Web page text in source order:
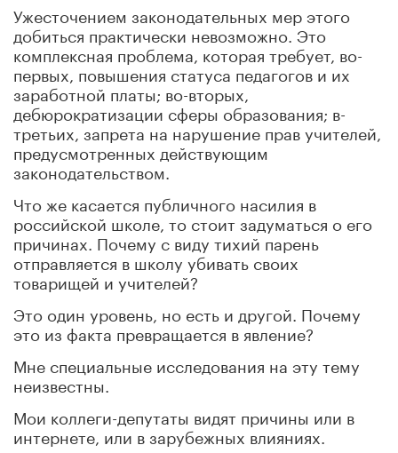
Ужесточением законодательных мер этого
добиться практически невозможно. Это
комплексная проблема, которая требует, во-
первых, повышения статуса педагогов и их
заработной платы; во-вторых,
дебюрократизации сферы образования; в-
третьих, запрета на нарушение прав учителей,
предусмотренных действующим
законодательством.
Что же касается публичного насилия в
российской школе, то стоит задуматься о его
причинах. Почему с виду тихий парень
отправляется в школу убивать своих
товарищей и учителей?
Это один уровень, но есть и другой. Почему
это из факта превращается в явление?
Мне специальные исследования на эту тему
неизвестны.
Мои коллеги-депутаты видят причины или в
интернете, или в зарубежных влияниях.